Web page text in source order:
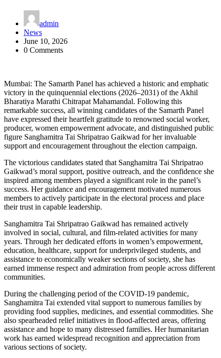
admin
News
June 10, 2026
0 Comments
Mumbai: The Samarth Panel has achieved a historic and emphatic
victory in the quinquennial elections (2026–2031) of the Akhil
Bharatiya Marathi Chitrapat Mahamandal. Following this
remarkable success, all winning candidates of the Samarth Panel
have expressed their heartfelt gratitude to renowned social worker,
producer, women empowerment advocate, and distinguished public
figure Sanghamitra Tai Shripatrao Gaikwad for her invaluable
support and encouragement throughout the election campaign.
The victorious candidates stated that Sanghamitra Tai Shripatrao
Gaikwad’s moral support, positive outreach, and the confidence she
inspired among members played a significant role in the panel’s
success. Her guidance and encouragement motivated numerous
members to actively participate in the electoral process and place
their trust in capable leadership.
Sanghamitra Tai Shripatrao Gaikwad has remained actively
involved in social, cultural, and film-related activities for many
years. Through her dedicated efforts in women’s empowerment,
education, healthcare, support for underprivileged students, and
assistance to economically weaker sections of society, she has
earned immense respect and admiration from people across different
communities.
During the challenging period of the COVID-19 pandemic,
Sanghamitra Tai extended vital support to numerous families by
providing food supplies, medicines, and essential commodities. She
also spearheaded relief initiatives in flood-affected areas, offering
assistance and hope to many distressed families. Her humanitarian
work has earned widespread recognition and appreciation from
various sections of society.